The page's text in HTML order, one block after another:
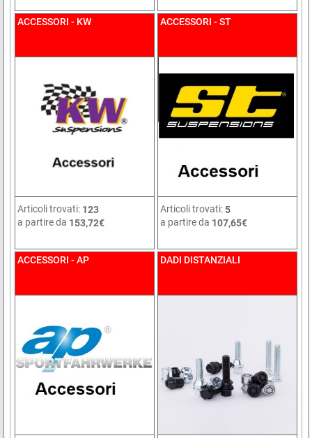
ACCESSORI - KW
Articoli trovati: 123
a partire da 153,72€
ACCESSORI - ST
Articoli trovati:5
a partire da 107,65€
ACCESSORI - AP DADI DISTANZIALI